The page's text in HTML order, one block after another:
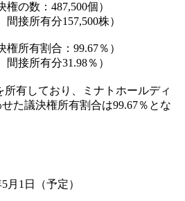
権の数：487,500個）
間接所有分157,500株）
権所有割合：99.67％）
間接所有分31.98％）
有しており、ミナトホールディ
た議決権所有割合は99.67％とな
月1日（予定）